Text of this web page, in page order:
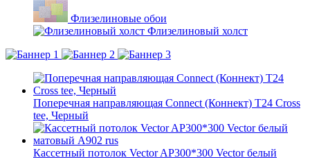
Флизелиновые обои
Флизелиновый холст
Поперечная направляющая Connect (Коннект) T24 Cross
tee, Черный
Кассетный потолок Vector AP300*300 Vector белый